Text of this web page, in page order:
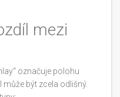
mezi
označuje polohu
může být zcela odlišný.